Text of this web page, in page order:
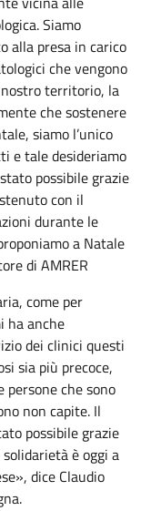
Siamo
alla presa in carico
che vengono
nostro territorio, la
che sostenere
siamo l’unico
e tale desideriamo
possibile grazie
con il
durante le
a Natale
di AMRER
come per
ha anche
dei clinici questi
sia più precoce,
che sono
non capite. Il
possibile grazie
è oggi a
dice Claudio